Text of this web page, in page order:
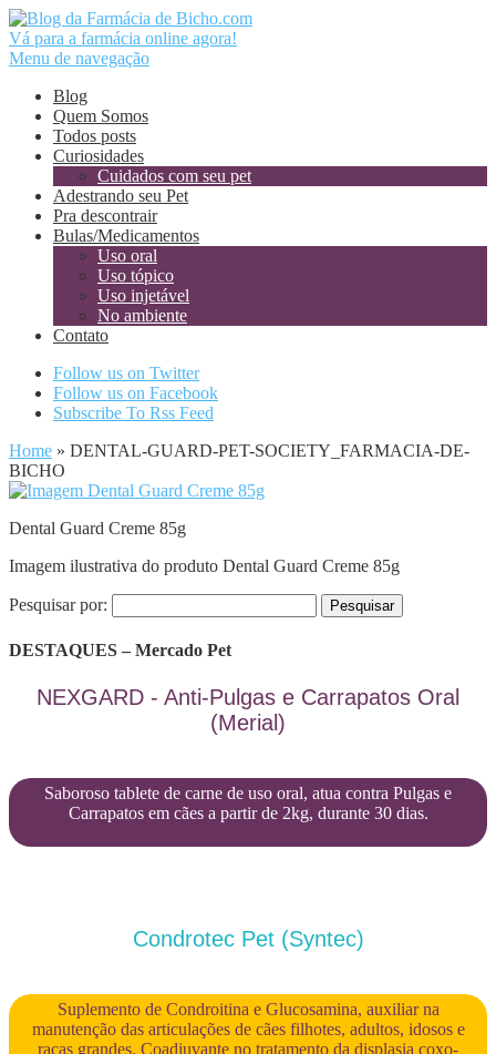
Vá para a farmácia online agora!
Menu de navegação
Blog
Quem Somos
Todos posts
Curiosidades
Cuidados com seu pet
Adestrando seu Pet
Pra descontrair
Bulas/Medicamentos
Uso oral
Uso tópico
Uso injetável
No ambiente
Contato
Follow us on Twitter
Follow us on Facebook
Subscribe To Rss Feed
Home » DENTAL-GUARD-PET-SOCIETY_FARMACIA-DE-
BICHO
Dental Guard Creme 85g
Imagem ilustrativa do produto Dental Guard Creme 85g
Pesquisar por:
DESTAQUES – Mercado Pet
NEXGARD - Anti-Pulgas e Carrapatos Oral
(Merial)
Saboroso tablete de carne de uso oral, atua contra Pulgas e
Carrapatos em cães a partir de 2kg, durante 30 dias.
Condrotec Pet (Syntec)
Suplemento de Condroitina e Glucosamina, auxiliar na
manutenção das articulações de cães filhotes, adultos, idosos e
raças grandes. Coadjuvante no tratamento da displasia coxo-